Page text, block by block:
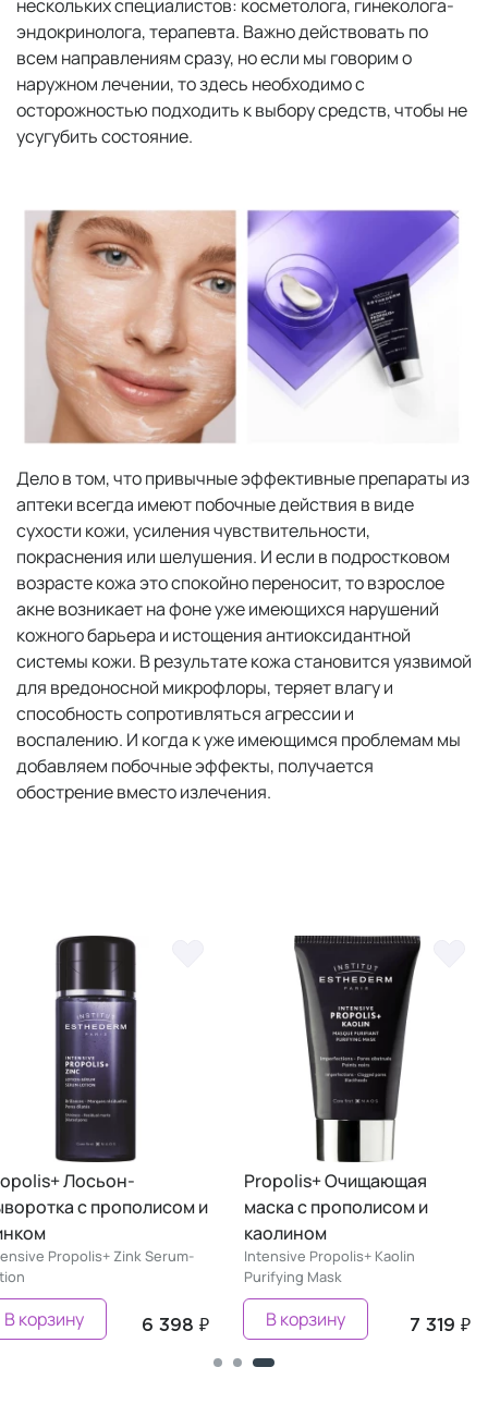
нескольких специалистов: косметолога, гинеколога-
эндокринолога, терапевта. Важно действовать по
всем направлениям сразу, но если мы говорим о
наружном лечении, то здесь необходимо с
осторожностью подходить к выбору средств, чтобы не
усугубить состояние.
Дело в том, что привычные эффективные препараты из
аптеки всегда имеют побочные действия в виде
сухости кожи, усиления чувствительности,
покраснения или шелушения. И если в подростковом
возрасте кожа это спокойно переносит, то взрослое
акне возникает на фоне уже имеющихся нарушений
кожного барьера и истощения антиоксидантной
системы кожи. В результате кожа становится уязвимой
для вредоносной микрофлоры, теряет влагу и
способность сопротивляться агрессии и
воспалению. И когда к уже имеющимся проблемам мы
добавляем побочные эффекты, получается
обострение вместо излечения.
Лосьон-
c прополисом и
Propolis+ Zink Serum-
6 398 ₽
В корзину
Propolis+ Очищающая
маска с прополисом и
каолином
Intensive Propolis+ Kaolin
Purifying Mask
7 319 ₽
В корзину